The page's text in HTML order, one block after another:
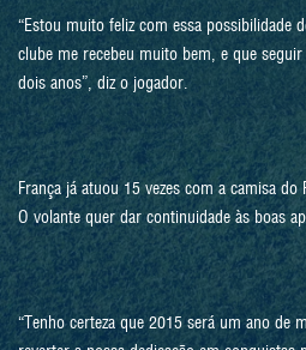
“Estou muito feliz com essa possibilidade
clube me recebeu muito bem, e que
dois anos”, diz o jogador.
França já atuou 15 vezes com a camisa
O volante quer dar continuidade às boas
“Tenho certeza que 2015 será um ano de